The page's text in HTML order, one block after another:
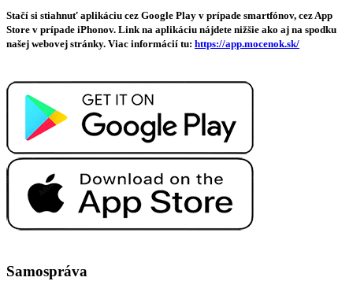
Stačí si stiahnuť aplikáciu cez Google Play v prípade smartfónov, cez App
Store v prípade iPhonov. Link na aplikáciu nájdete nižšie ako aj na spodku
našej webovej stránky. Viac informácií tu: https://app.mocenok.sk/
Samospráva